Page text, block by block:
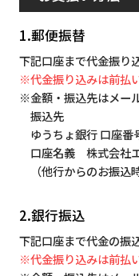
1.郵便振替
下記口座まで代金振り
※代金振り込みは前払
※金額・振込先はメー
振込先
ゆうちょ銀行 口座
口座名義 株式会社
（他行からのお振
2.銀行振込
下記口座まで代金の振
※代金振り込みは前払